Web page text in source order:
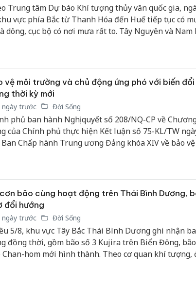
Trung tâm Dự báo Khí tượng thủy văn quốc gia,
vực phía Bắc từ Thanh Hóa đến Huế tiếp tục có
dông, cục bộ có nơi mưa rất to. Tây Nguyên và Nam
Bộ tiềm ẩn nguy cơ lũ quét, sạt lở đất.
vệ môi trường và chủ động ứng phó với biến đổi
thời kỳ mới
ngày trước Đời Sống
phủ ban hành Nghị quyết số 208/NQ-CP về
của Chính phủ thực hiện Kết luận số 75-KL/TW
Ban Chấp hành Trung ương Đảng khóa XIV về bảo
bão cùng hoạt động trên Thái Bình Dương,
đổi hướng
ngày trước Đời Sống
5/8, khu vực Tây Bắc Thái Bình Dương ghi nhận
đồng thời, gồm bão số 3 Kujira trên Biển Đông,
Chan-hom mới hình thành. Theo cơ quan khí tượng,